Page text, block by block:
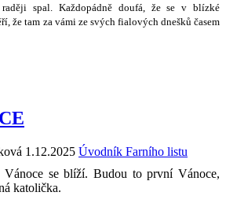
ěji spal. Každopádně doufá, že se v blízké
í,že tam za vámi ze svých fialových dnešků časem
1.12.2025 Úvodník Farního listu
se blíží. Budou to první Vánoce,
katolička.